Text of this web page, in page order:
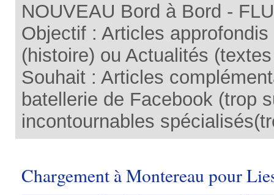
NOUVEAU Bord à Bord -
Objectif : Articles
(histoire) ou Actualités
Souhait : Articles
batellerie de Facebook (trop
incontournables
Chargement à Montereau pour